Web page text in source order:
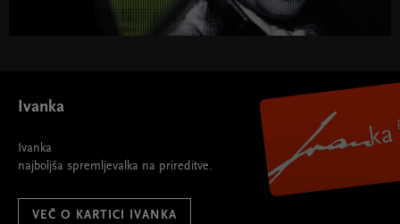
Ivanka
Ivanka
najboljša spremljevalka na prireditve.
VEČ O KARTICI IVANKA